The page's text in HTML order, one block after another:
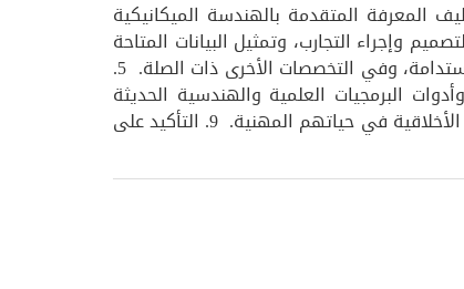
المتقدمة لتحديد وفهم وصياغة وحل مشاكل الهندسة الميكانيكية والصناعية عالية الجودة. 2. توظيف المعرفة المتقدمة بالهندسة الميكانيكية
لتلبية احتياجات المجتمع. 3. امتلاك تقنية متقدمة لتصميم وإجراء التجارب، وتمثيل البيانات المتاحة
وتقييمها وتحليلها وتفسيرها. 4. الانخراط في التعلم مدى الحياة والبحث في مجال الهندسة الميكانيكية والصناعية والاستدامة، وفي التخصصات الأخرى ذات الصلة. 5.
بالتقنيات والمهارات المتقدمة وأدوات البرمجيات العلمية والهندسية الحديثة
للممارسة المهنية. 7. تحقيق اتصالات فعالة بالوسائل المكتوبة والشفوية والمرئية 8. بناء المهارات المهنية والسلوكيات الأخلاقية في حياتهم المهنية. 9. التأكيد على